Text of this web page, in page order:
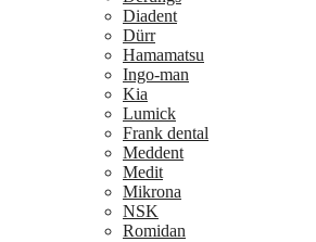
Diadent
Dürr
Hamamatsu
Ingo-man
Kia
Lumick
Frank dental
Meddent
Medit
Mikrona
NSK
Romidan